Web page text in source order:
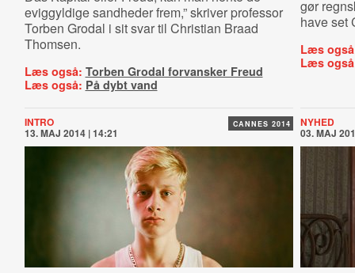
eviggyldige sandheder frem,” skriver professor
Torben Grodal i sit svar til Christian Braad
Thomsen.
Læs også: Torben Grodal forvansker Freud
Læs også: På dybt vand
gør
have set
Læs
Læs
CANNES 2014
INTRO
13. MAJ 2014 | 14:21
NYHED
03. MAJ